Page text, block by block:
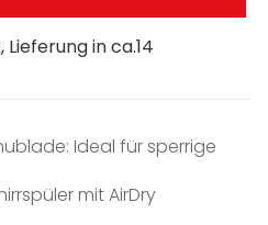
in ca.14
Ideal für sperrige
mit AirDry